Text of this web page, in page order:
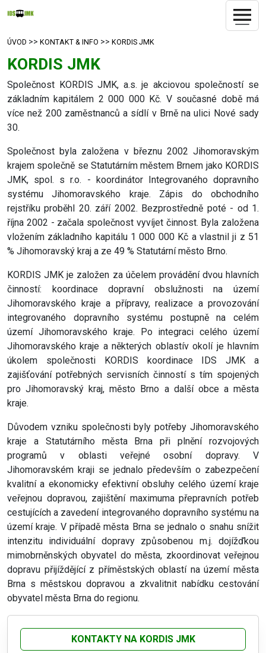
ÚVOD >> KONTAKT & INFO >> KORDIS JMK
KORDIS JMK
Společnost KORDIS JMK, a.s. je akciovou společností se
základním kapitálem 2 000 000 Kč. V současné době má
více než 200 zaměstnanců a sídlí v Brně na ulici Nové sady
30.
Společnost byla založena v březnu 2002 Jihomoravským
krajem společně se Statutárním městem Brnem jako KORDIS
JMK, spol. s r.o. - koordinátor Integrovaného dopravního
systému Jihomoravského kraje. Zápis do obchodního
rejstříku proběhl 20. září 2002. Bezprostředně poté - od 1.
října 2002 - začala společnost vyvíjet činnost. Byla založena
vložením základního kapitálu 1 000 000 Kč a vlastnil ji z 51
% Jihomoravský kraj a ze 49 % Statutární město Brno.
KORDIS JMK je založen za účelem provádění dvou hlavních
činností: koordinace dopravní obslužnosti na území
Jihomoravského kraje a přípravy, realizace a provozování
integrovaného dopravního systému postupně na celém
území Jihomoravského kraje. Po integraci celého území
Jihomoravského kraje a některých oblastív okolí je hlavním
úkolem společnosti KORDIS koordinace IDS JMK a
zajišťování potřebných servisních činností s tím spojených
pro Jihomoravský kraj, město Brno a další obce a města
kraje.
Důvodem vzniku společnosti byly potřeby Jihomoravského
kraje a Statutárního města Brna při plnění rozvojových
programů v oblasti veřejné osobní dopravy. V
Jihomoravském kraji se jednalo především o zabezpečení
kvalitní a ekonomicky efektivní obsluhy celého území kraje
veřejnou dopravou, zajištění maximuma přepravních potřeb
cestujících a zavedení integrovaného dopravního systému na
území kraje. V případě města Brna se jednalo o snahu snížit
intenzitu individuální dopravy způsobenou m.j. dojížďkou
mimobrněnských obyvatel do města, zkoordinovat veřejnou
dopravu přijíždějící z příměstských oblastí na území města
Brna s městskou dopravou a zkvalitnit nabídku cestování
obyvatel města Brna do regionu.
KONTAKTY NA KORDIS JMK